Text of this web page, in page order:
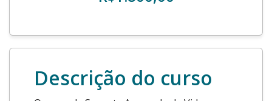
Descrição do curso